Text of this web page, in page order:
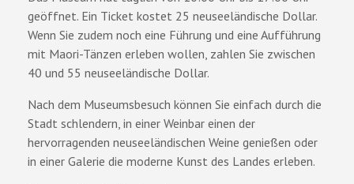
geöffnet. Ein Ticket kostet 25 neuseeländische Dollar.
Wenn Sie zudem noch eine Führung und eine Aufführung
mit Maori-Tänzen erleben wollen, zahlen Sie zwischen
40 und 55 neuseeländische Dollar.
Nach dem Museumsbesuch können Sie einfach durch die
Stadt schlendern, in einer Weinbar einen der
hervorragenden neuseeländischen Weine genießen oder
in einer Galerie die moderne Kunst des Landes erleben.